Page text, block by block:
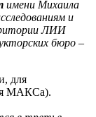
имени Михаила
и
ЛИИ
бюро –
для
МАКСа).